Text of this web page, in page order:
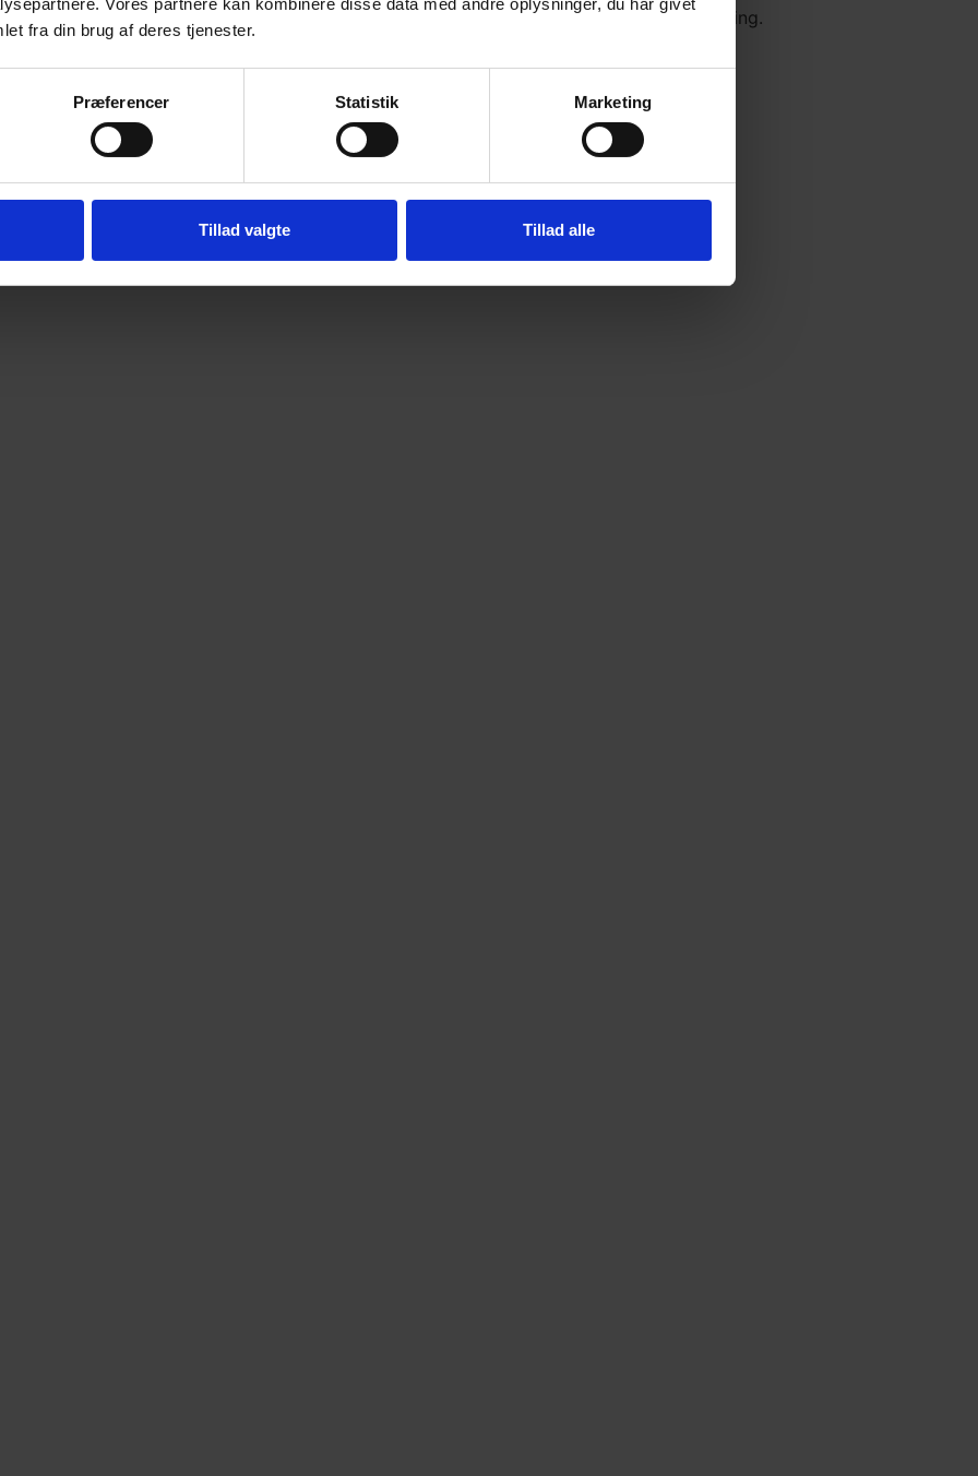
fra din brug af deres tjenester.
Præferencer Statistik Marketing
Tillad valgte Tillad alle
sammen vurdere, at det er det rigtige tilbud til dig. Det hedder en målgruppevurdering.
om deres oplevelse af FGU, på hvert sit spor. Klik
vil lave en målgruppevurdering på dig.